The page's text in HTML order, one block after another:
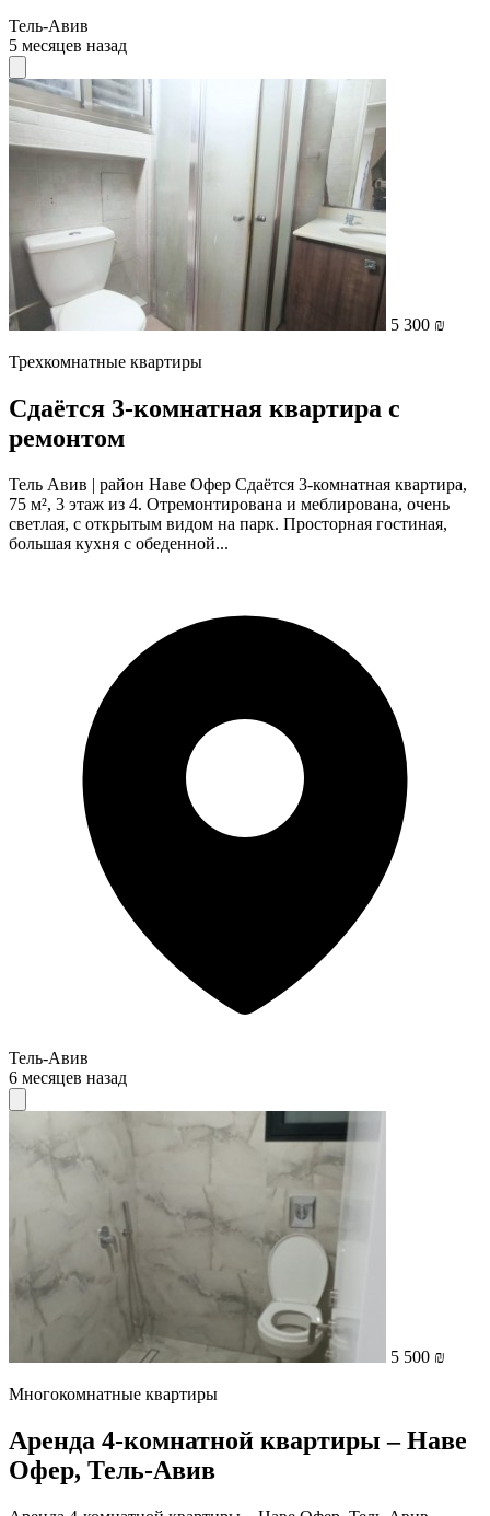
Тель-Авив
5 месяцев назад
5 300 ₪
Трехкомнатные квартиры
Сдаётся 3-комнатная квартира с
ремонтом
Тель Авив | район Наве Офер Сдаётся 3-комнатная квартира,
75 м², 3 этаж из 4. Отремонтирована и меблирована, очень
светлая, с открытым видом на парк. Просторная гостиная,
большая кухня с обеденной...
Тель-Авив
6 месяцев назад
5 500 ₪
Многокомнатные квартиры
Аренда 4-комнатной квартиры – Наве
Офер, Тель-Авив